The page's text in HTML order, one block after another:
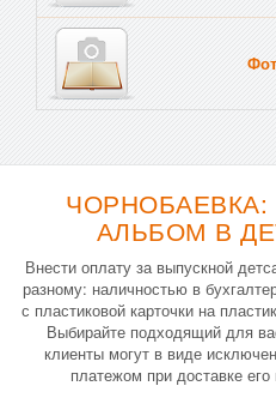
ЧОРНОБАЕВКА:
АЛЬБОМ В
Внести оплату за выпускной
разному: наличностью в
с пластиковой карточки на
Выбирайте подходящий для
клиенты могут в виде
платежом при доставке